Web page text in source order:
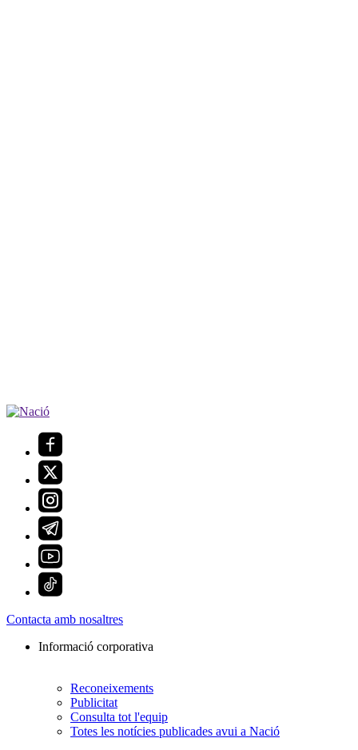
Contacta amb nosaltres
Informació corporativa
Reconeixements
Publicitat
Consulta tot l'equip
Totes les notícies publicades avui a Nació